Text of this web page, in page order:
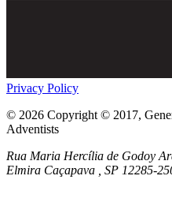
Privacy Policy
© 2026 Copyright © 2017,
Adventists
Rua Maria Hercília de Godoy
Elmira Caçapava , SP 12285-